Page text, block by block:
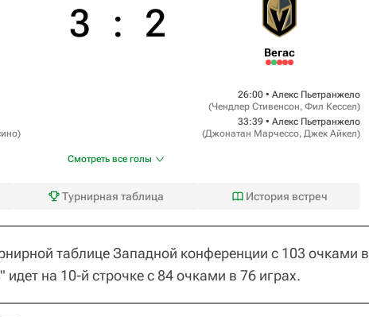
3 : 2
Вегас
)
26:00 • Алекс Пьетранжело
(Чендлер Стивенсон, Фил Кессел)
33:39 • Алекс Пьетранжело
(Джонатан Марчессо, Джек Айкел)
Смотреть все голы
Турнирная таблица История встреч
таблице Западной конференции с 103 очками в
на 10-й строчке с 84 очками в 76 играх.